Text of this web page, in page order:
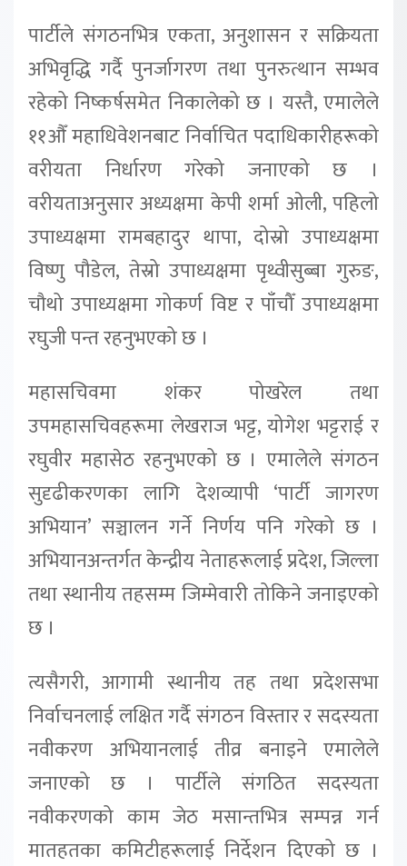
पार्टीले संगठनभित्र एकता, अनुशासन र सक्रियता
अभिवृद्धि गर्दै पुनर्जागरण तथा पुनरुत्थान सम्भव
रहेको निष्कर्षसमेत निकालेको छ । यस्तै, एमालेले
११औँ महाधिवेशनबाट निर्वाचित पदाधिकारीहरूको
वरीयता निर्धारण गरेको जनाएको छ ।
वरीयताअनुसार अध्यक्षमा केपी शर्मा ओली, पहिलो
उपाध्यक्षमा रामबहादुर थापा, दोस्रो उपाध्यक्षमा
विष्णु पौडेल, तेस्रो उपाध्यक्षमा पृथ्वीसुब्बा गुरुङ,
चौथो उपाध्यक्षमा गोकर्ण विष्ट र पाँचौँ उपाध्यक्षमा
रघुजी पन्त रहनुभएको छ ।
महासचिवमा शंकर पोखरेल तथा
उपमहासचिवहरूमा लेखराज भट्ट, योगेश भट्टराई र
रघुवीर महासेठ रहनुभएको छ । एमालेले संगठन
सुदृढीकरणका लागि देशव्यापी ‘पार्टी जागरण
अभियान’ सञ्चालन गर्ने निर्णय पनि गरेको छ ।
अभियानअन्तर्गत केन्द्रीय नेताहरूलाई प्रदेश, जिल्ला
तथा स्थानीय तहसम्म जिम्मेवारी तोकिने जनाइएको
छ ।
त्यसैगरी, आगामी स्थानीय तह तथा प्रदेशसभा
निर्वाचनलाई लक्षित गर्दै संगठन विस्तार र सदस्यता
नवीकरण अभियानलाई तीव्र बनाइने एमालेले
जनाएको छ । पार्टीले संगठित सदस्यता
नवीकरणको काम जेठ मसान्तभित्र सम्पन्न गर्न
मातहतका कमिटीहरूलाई निर्देशन दिएको छ ।